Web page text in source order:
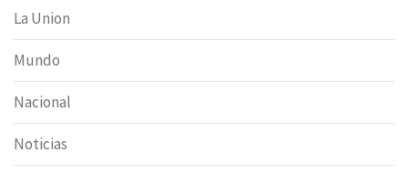
La Union
Mundo
Nacional
Noticias